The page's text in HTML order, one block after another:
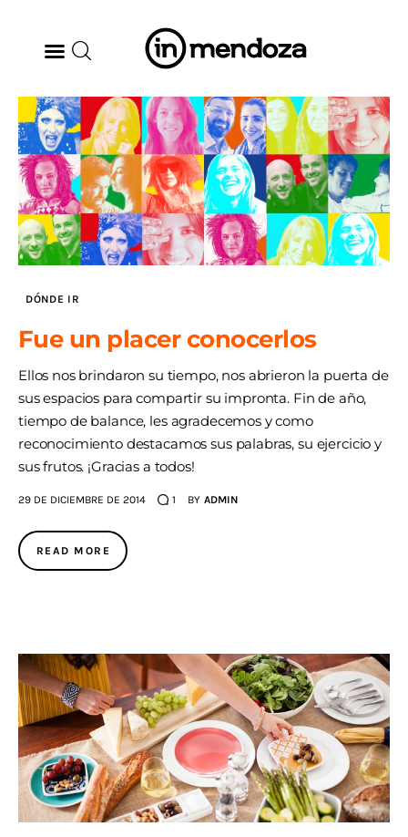
BODEGAS
GASTRONOMÍA
ARTE & CULTURA
MÚSICA
ARQ & DISEÑO
AGENDA
DÓNDE IR
Fue un placer conocerlos
Ellos nos brindaron su tiempo, nos abrieron la puerta de
sus espacios para compartir su impronta. Fin de año,
tiempo de balance, les agradecemos y como
reconocimiento destacamos sus palabras, su ejercicio y
sus frutos. ¡Gracias a todos!
29 DE DICIEMBRE DE 2014 1 BY ADMIN
READ MORE